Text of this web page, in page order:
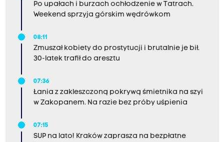
Po upałach i burzach ochłodzenie w Tatrach.
Weekend sprzyja górskim wędrówkom
08:11
Zmuszał kobiety do prostytucji i brutalnie je bił.
30-latek trafił do aresztu
07:36
Łania z zakleszczoną pokrywą śmietnika na szyi
w Zakopanem. Na razie bez próby uśpienia
07:15
SUP na lato! Kraków zaprasza na bezpłatne